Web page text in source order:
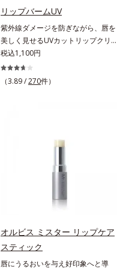
パンテノール配合＝保湿成分
リップバームUV
紫外線ダメージを防ぎながら、唇を
美しく見せるUVカットリップクリ
ーム。UV対策を忘れがちな唇に。
紫外線をカットしながら、顔色をパ
ッと明るく見せるUVカットリップ
るリップクリームで、顔だけでなく
種類の保湿成分（加水分解コラーゲ
ン、ゲットウ葉エキス）を配合して
の乾燥悩みも解決＆うるおい長持
うカラーで、唇を美しく魅せながら
いので、気兼ねなく使えます。口紅
税込1,100円
（3.89 /270件）
オルビス ミスター リップケア
スティック
唇にうるおいを与え好印象へと導